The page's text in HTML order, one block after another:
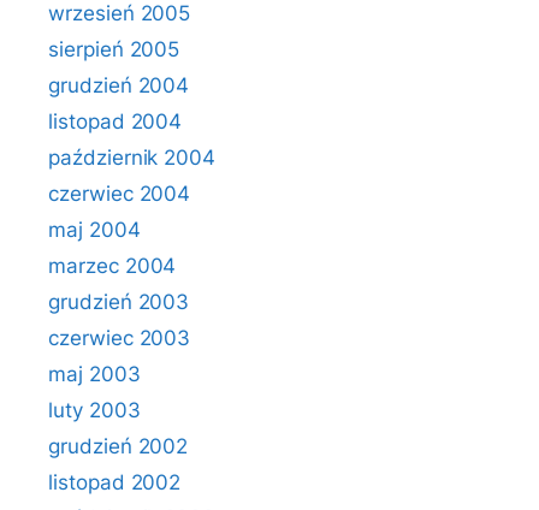
wrzesień 2005
sierpień 2005
grudzień 2004
listopad 2004
październik 2004
czerwiec 2004
maj 2004
marzec 2004
grudzień 2003
czerwiec 2003
maj 2003
luty 2003
grudzień 2002
listopad 2002